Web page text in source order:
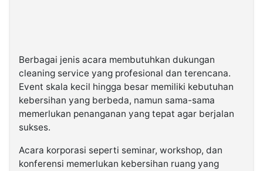
Berbagai jenis acara membutuhkan dukungan
cleaning service yang profesional dan terencana.
Event skala kecil hingga besar memiliki kebutuhan
kebersihan yang berbeda, namun sama-sama
memerlukan penanganan yang tepat agar berjalan
sukses.
Acara korporasi seperti seminar, workshop, dan
konferensi memerlukan kebersihan ruang yang